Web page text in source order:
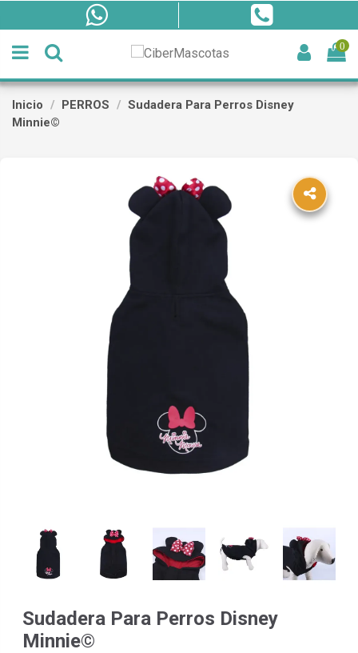
0
Inicio PERROS
Sudadera Para Perros Disney
Minnie©
Sudadera Para Perros Disney
Minnie©